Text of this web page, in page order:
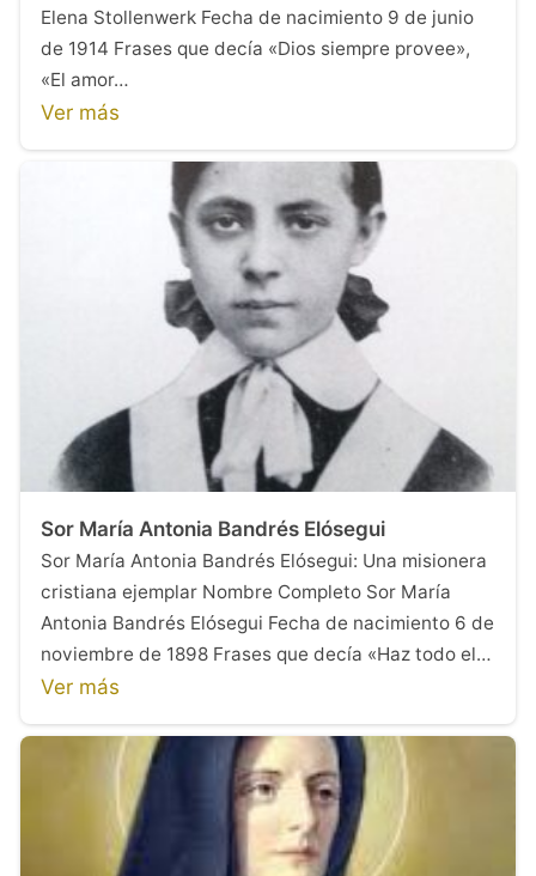
Elena Stollenwerk Fecha de nacimiento 9 de junio
de 1914 Frases que decía «Dios siempre provee»,
«El amor…
Ver más
Sor María Antonia Bandrés Elósegui
Sor María Antonia Bandrés Elósegui: Una misionera
cristiana ejemplar Nombre Completo Sor María
Antonia Bandrés Elósegui Fecha de nacimiento 6 de
noviembre de 1898 Frases que decía «Haz todo el…
Ver más